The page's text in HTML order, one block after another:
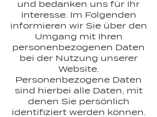
und bedanken uns für Ihr
Interesse. Im Folgenden
informieren wir Sie über den
Umgang mit Ihren
personenbezogenen Daten
bei der Nutzung unserer
Website.
Personenbezogene Daten
sind hierbei alle Daten, mit
denen Sie persönlich
identifiziert werden können.